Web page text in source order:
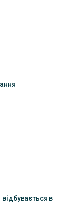
відбувається в